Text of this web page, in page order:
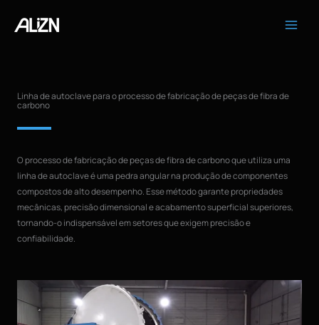
Linha de autoclave para o processo de fabricação de peças de fibra de
carbono
O processo de fabricação de peças de fibra de carbono que utiliza uma
linha de autoclave é uma pedra angular na produção de componentes
compostos de alto desempenho. Esse método garante propriedades
mecânicas, precisão dimensional e acabamento superficial superiores,
tornando-o indispensável em setores que exigem precisão e
confiabilidade.